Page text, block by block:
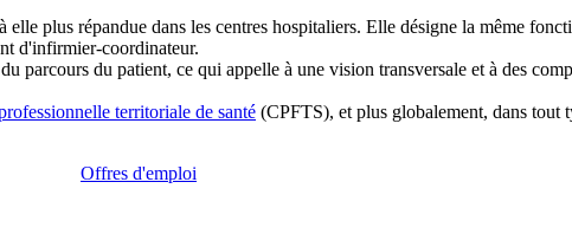
plus répandue dans les centres hospitaliers. Elle désigne la même
d'infirmier-coordinateur.
parcours du patient, ce qui appelle à une vision transversale et à des
territoriale de santé (CPFTS), et plus globalement, dans tout
Offres d'emploi